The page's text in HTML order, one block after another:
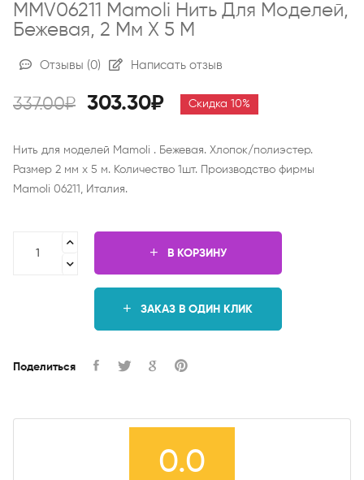
MMV06211 Mamoli Нить Для Моделей,
Бежевая, 2 Мм Х 5 М
Отзывы (0) Написать отзыв
337.00₽ 303.30₽ Скидка 10%
Нить для моделей Mamoli . Бежевая. Хлопок/полиэстер.
Размер 2 мм х 5 м. Количество 1шт. Производство фирмы
Mamoli 06211, Италия.
В КОРЗИНУ
ЗАКАЗ В ОДИН КЛИК
Поделиться
0.0